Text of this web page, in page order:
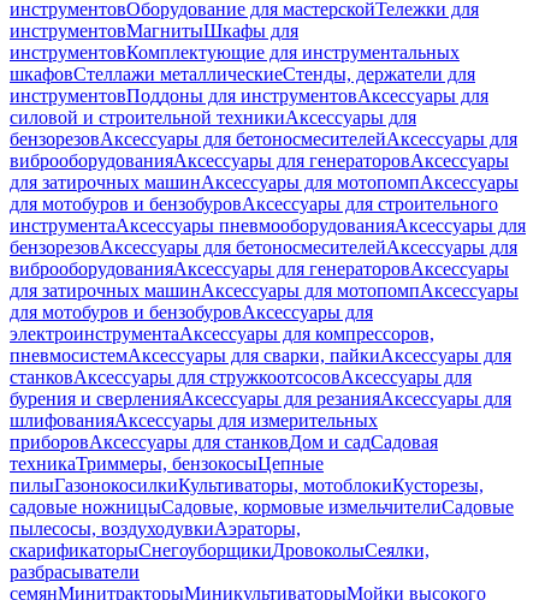
инструментовОборудование для мастерскойТележки для
инструментовМагнитыШкафы для
инструментовКомплектующие для инструментальных
шкафовСтеллажи металлическиеСтенды, держатели для
инструментовПоддоны для инструментовАксессуары для
силовой и строительной техникиАксессуары для
бензорезовАксессуары для бетоносмесителейАксессуары для
виброоборудованияАксессуары для генераторовАксессуары
для затирочных машинАксессуары для мотопомпАксессуары
для мотобуров и бензобуровАксессуары для строительного
инструментаАксессуары пневмооборудованияАксессуары для
бензорезовАксессуары для бетоносмесителейАксессуары для
виброоборудованияАксессуары для генераторовАксессуары
для затирочных машинАксессуары для мотопомпАксессуары
для мотобуров и бензобуровАксессуары для
электроинструментаАксессуары для компрессоров,
пневмосистемАксессуары для сварки, пайкиАксессуары для
станковАксессуары для стружкоотсосовАксессуары для
бурения и сверленияАксессуары для резанияАксессуары для
шлифованияАксессуары для измерительных
приборовАксессуары для станковДом и садСадовая
техникаТриммеры, бензокосыЦепные
пилыГазонокосилкиКультиваторы, мотоблокиКусторезы,
садовые ножницыСадовые, кормовые измельчителиСадовые
пылесосы, воздуходувкиАэраторы,
скарификаторыСнегоуборщикиДровоколыСеялки,
разбрасыватели
семянМинитракторыМиникультиваторыМойки высокого